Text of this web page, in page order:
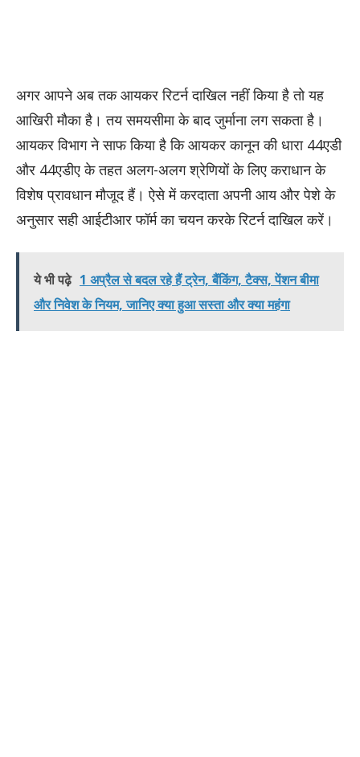
अगर आपने अब तक आयकर रिटर्न दाखिल नहीं किया है तो यह
आखिरी मौका है। तय समयसीमा के बाद जुर्माना लग सकता है।
आयकर विभाग ने साफ किया है कि आयकर कानून की धारा 44एडी
और 44एडीए के तहत अलग-अलग श्रेणियों के लिए कराधान के
विशेष प्रावधान मौजूद हैं। ऐसे में करदाता अपनी आय और पेशे के
अनुसार सही आईटीआर फॉर्म का चयन करके रिटर्न दाखिल करें।
ये भी पढ़े 1 अप्रैल से बदल रहे हैं ट्रेन, बैंकिंग, टैक्स, पेंशन बीमा
और निवेश के नियम, जानिए क्या हुआ सस्ता और क्या महंगा